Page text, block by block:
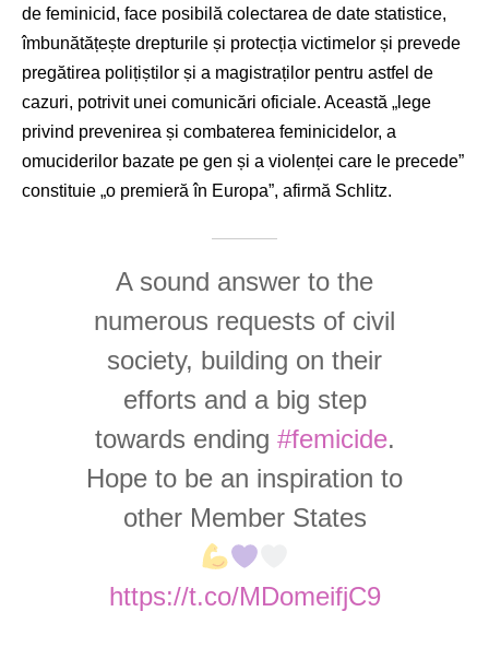
de feminicid, face posibilă colectarea de date statistice,
îmbunătățește drepturile și protecția victimelor și prevede
pregătirea polițiștilor și a magistraților pentru astfel de
cazuri, potrivit unei comunicări oficiale. Această „lege
privind prevenirea și combaterea feminicidelor, a
omuciderilor bazate pe gen și a violenței care le precede”
constituie „o premieră în Europa”, afirmă Schlitz.
A sound answer to the
numerous requests of civil
society, building on their
efforts and a big step
towards ending #femicide.
Hope to be an inspiration to
other Member States
https://t.co/MDomeifjC9